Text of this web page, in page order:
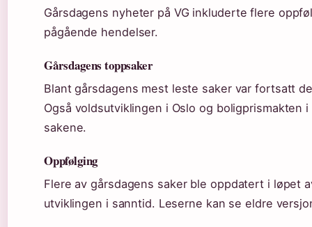
Gårsdagens nyheter på VG inkluderte flere
pågående hendelser.
Gårsdagens toppsaker
Blant gårsdagens mest leste saker var fortsatt
Også voldsutviklingen i Oslo og boligprismakten
sakene.
Oppfølging
Flere av gårsdagens saker ble oppdatert i løpet
utviklingen i sanntid. Leserne kan se eldre